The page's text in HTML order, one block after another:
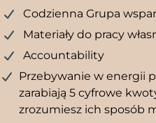
Codzienna Grupa
Materiały do pracy
Accountability
Przebywanie w energii
zarabiają 5 cyfrowe
zrozumiesz ich sposób